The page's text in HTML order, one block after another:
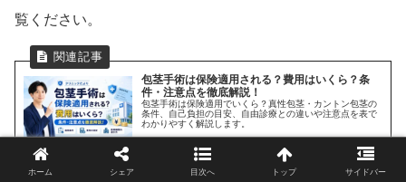
覧ください。
包茎手術は保険適用される？費用はいくら？条
件・注意点を徹底解説！
包茎手術は保険適用でいくら？真性包茎・カントン包茎の
条件、自己負担の目安、自由診療との違いや注意点を表で
わかりやすく解説します。
opera-dc.com 2026.08.06
ホーム シェア 目次へ トップ サイドバー